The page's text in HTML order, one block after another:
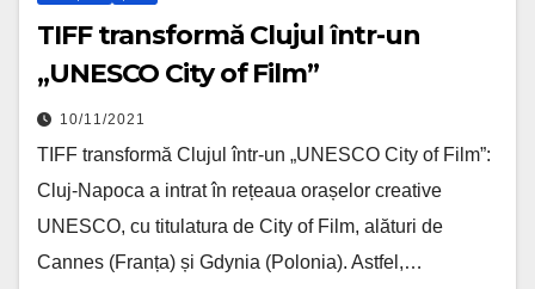
TIFF transformă Clujul într-un
„UNESCO City of Film”
10/11/2021
TIFF transformă Clujul într-un „UNESCO City of Film”:
Cluj-Napoca a intrat în rețeaua orașelor creative
UNESCO, cu titulatura de City of Film, alături de
Cannes (Franța) și Gdynia (Polonia). Astfel,…